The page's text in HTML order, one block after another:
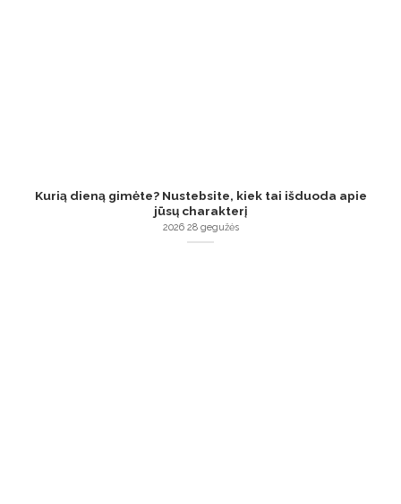
Kurią dieną gimėte? Nustebsite, kiek tai išduoda apie
jūsų charakterį
2026 28 gegužės